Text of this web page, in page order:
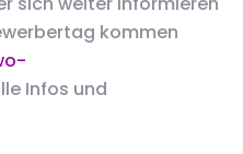
kommen
Infos und